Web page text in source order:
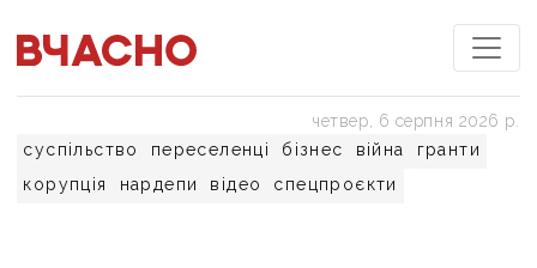
суспільство переселенці бізнес війна
гранти
корупція
нардепи відео спецпроєкти
четвер, 6 серпня 2026 р.